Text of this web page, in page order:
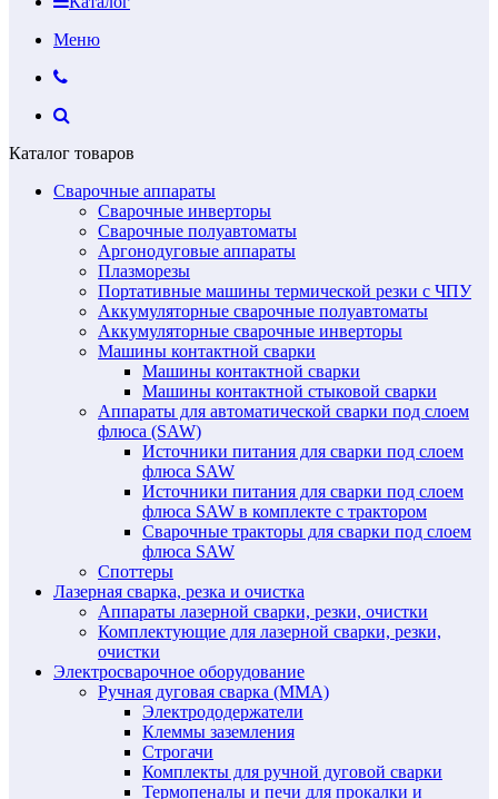
Меню
Каталог товаров
Сварочные аппараты
Сварочные инверторы
Сварочные полуавтоматы
Аргонодуговые аппараты
Плазморезы
Портативные машины термической резки с ЧПУ
Аккумуляторные сварочные полуавтоматы
Аккумуляторные сварочные инверторы
Машины контактной сварки
Машины контактной сварки
Машины контактной стыковой сварки
Аппараты для автоматической сварки под слоем
флюса (SAW)
Источники питания для сварки под слоем
флюса SAW
Источники питания для сварки под слоем
флюса SAW в комплекте с трактором
Сварочные тракторы для сварки под слоем
флюса SAW
Споттеры
Лазерная сварка, резка и очистка
Аппараты лазерной сварки, резки, очистки
Комплектующие для лазерной сварки, резки,
очистки
Электросварочное оборудование
Ручная дуговая сварка (MMA)
Электрододержатели
Клеммы заземления
Строгачи
Комплекты для ручной дуговой сварки
Термопеналы и печи для прокалки и